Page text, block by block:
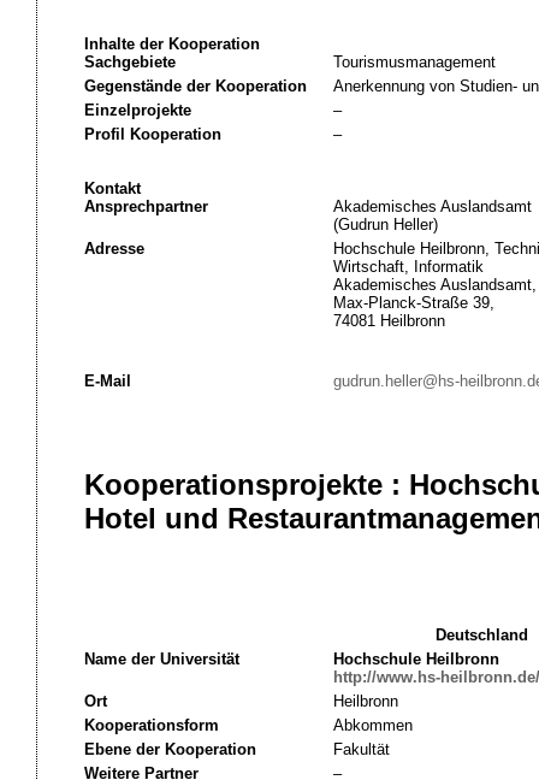
Inhalte der Kooperation
Sachgebiete
Tourismusmanagement
Gegenstände der Kooperation
Anerkennung von Studien-
Einzelprojekte
–
Profil Kooperation
–
Kontakt
Ansprechpartner
Akademisches Auslandsamt
(Gudrun Heller)
Adresse
Hochschule Heilbronn,
Wirtschaft, Informatik
Akademisches Auslandsamt,
Max-Planck-Straße 39,
74081 Heilbronn
E-Mail gudrun.heller@hs-
Kooperationsprojekte :
Hotel und
Deutschland
Name der Universität
Hochschule Heilbronn
http://www.hs-heilbronn.de/
Ort
Heilbronn
Kooperationsform
Abkommen
Ebene der Kooperation
Fakultät
Weitere Partner
–